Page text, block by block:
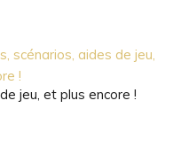
jeu, et plus encore !